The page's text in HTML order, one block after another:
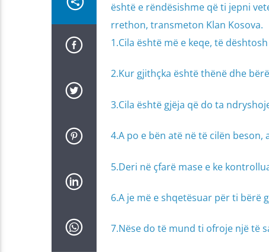
është e rëndësishme që ti jepni
rrethon, transmeton Klan Kosova.
1.Cila është më e keqe, të
2.Kur gjithçka është thënë dhe
3.Cila është gjëja që do ta
4.A po e bën atë në të cilën
5.Deri në çfarë mase e ke
6.A je më e shqetësuar për ti
7.Nëse do të mund ti ofroje një të